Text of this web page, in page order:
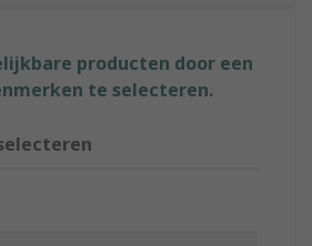
producten door een
te selecteren.